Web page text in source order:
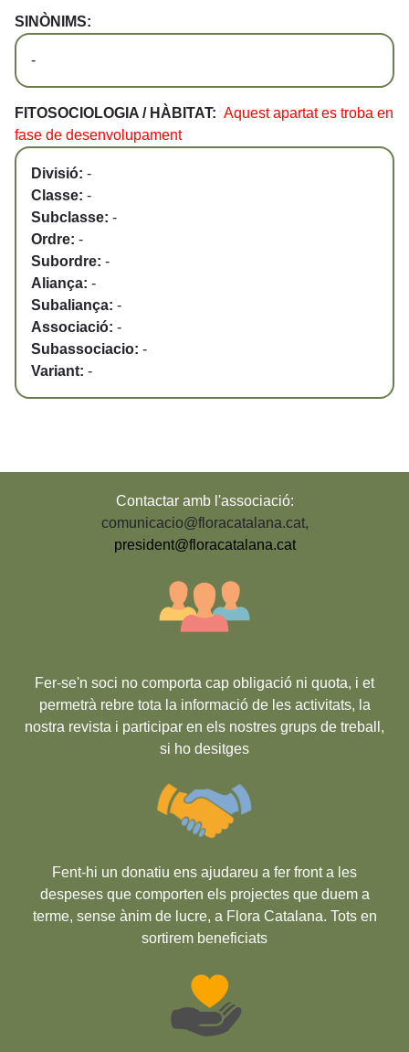
SINÒNIMS:
-
FITOSOCIOLOGIA / HÀBITAT: Aquest apartat es troba en
fase de desenvolupament
Divisió: -
Classe: -
Subclasse: -
Ordre: -
Subordre: -
Aliança: -
Subaliança: -
Associació: -
Subassociacio: -
Variant: -
Contactar amb l'associació:
comunicacio@floracatalana.cat,
president@floracatalana.cat
Fer-se'n soci no comporta cap obligació ni quota, i et
permetrà rebre tota la informació de les activitats, la
nostra revista i participar en els nostres grups de treball,
si ho desitges
Fent-hi un donatiu ens ajudareu a fer front a les
despeses que comporten els projectes que duem a
terme, sense ànim de lucre, a Flora Catalana. Tots en
sortirem beneficiats